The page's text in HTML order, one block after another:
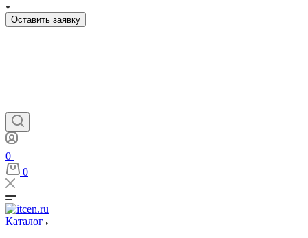
Оставить заявку
0
0
Каталог